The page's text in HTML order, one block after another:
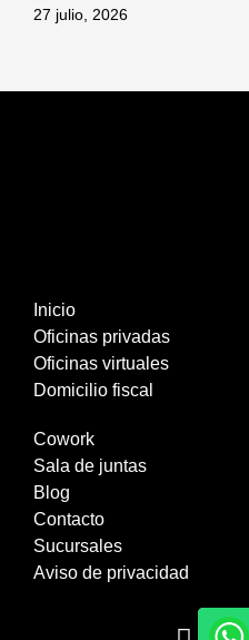
27 julio, 2026
Inicio
Oficinas privadas
Oficinas virtuales
Domicilio fiscal
Cowork
Sala de juntas
Blog
Contacto
Sucursales
Aviso de privacidad